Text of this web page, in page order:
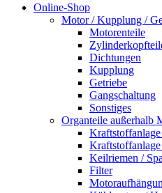
Online-Shop
Motor / Kupplung /
Motorenteile
Dichtungen
Kupplung
Getriebe
Gangschaltung
Sonstiges
Organteile außerhalb
Keilriemen /
Filter